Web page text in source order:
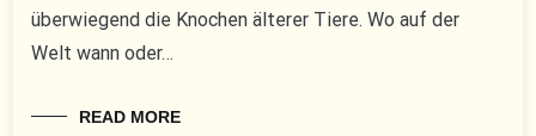
überwiegend die Knochen älterer Tiere. Wo auf der
Welt wann oder…
READ MORE